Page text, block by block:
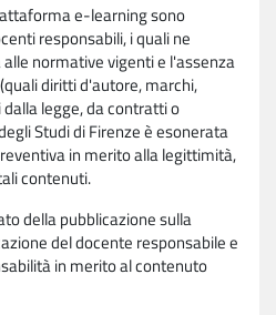
e-learning sono
responsabili, i quali ne
normative vigenti e l'assenza
diritti d'autore, marchi,
legge, da contratti o
Studi di Firenze è esonerata
in merito alla legittimità,
contenuti.
della pubblicazione sulla
del docente responsabile e
in merito al contenuto